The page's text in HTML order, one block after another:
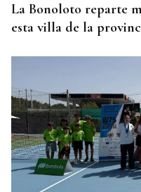
La Bonoloto reparte
esta villa de la